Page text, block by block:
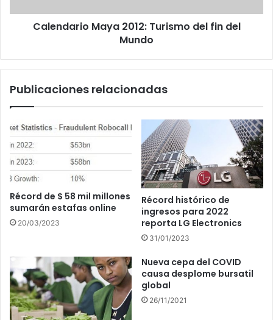
Calendario Maya 2012: Turismo del fin del
Mundo
Publicaciones relacionadas
Récord de $ 58 mil millones
sumarán estafas online
20/03/2023
Récord histórico de
ingresos para 2022
reporta LG Electronics
31/01/2023
Nueva cepa del COVID
causa desplome bursatil
global
26/11/2021